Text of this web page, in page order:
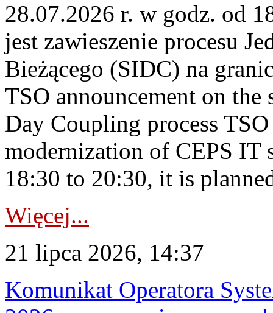
28.07.2026 r. w godz. od
jest zawieszenie procesu
Bieżącego (SIDC) na
TSO announcement on
Day Coupling process
modernization of CEPS IT
18:30 to 20:30, it is
Więcej...
21 lipca 2026, 14:37
Komunikat Operatora